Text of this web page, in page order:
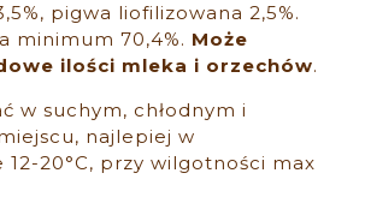
pigwa liofilizowana 2,5%.
minimum 70,4%. Może
ilości mleka i orzechów.
w suchym, chłodnym i
najlepiej w
20°C, przy wilgotności max